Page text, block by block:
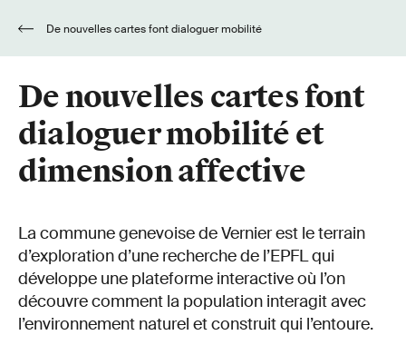
De nouvelles cartes font
dialoguer mobilité et
dimension affective
La commune genevoise de Vernier est le terrain
d’exploration d’une recherche de l’EPFL qui
développe une plateforme interactive où l’on
découvre comment la population interagit avec
l’environnement naturel et construit qui l’entoure.